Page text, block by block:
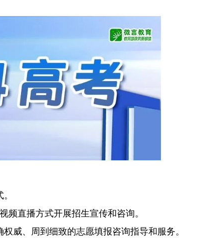
频直播方式开展招生宣传和咨询。
威、周到细致的志愿填报咨询指导和服务。